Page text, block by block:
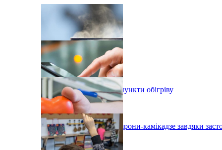
В Одесі організовують пункти обігріву
На Одещині збили два дрони-камікадзе завдяки